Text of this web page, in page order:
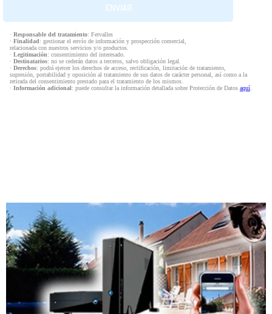
· Responsable del tratamiento: Fervalles
· Finalidad: gestionar el envío de información y prospección comercial,
relacionada con nuestros servicios y/o productos.
· Legitimación: consentimiento del interesado.
· Destinatarios: no se cederán datos a terceros, salvo obligación legal.
· Derechos: podrá ejercer los derechos de acceso, rectificación, limitación de tratamiento,
supresión, portabilidad y oposición al tratamiento de sus datos de carácter personal, así como a la
retirada del consentimiento prestado para el tratamiento de los mismos.
· Información adicional: puede consultar la información detallada sobre Protección de Datos aquí.